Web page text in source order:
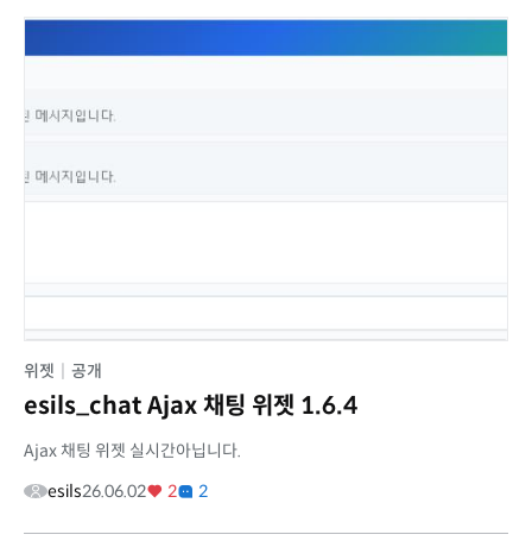
위젯 공개
esils_chat Ajax 채팅 위젯 1.6.4
Ajax 채팅 위젯 실시간아닙니다.
esils26.06.02 2 2